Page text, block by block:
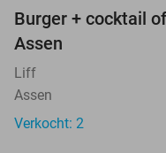
NEW
TODAY
Burger + cocktail
Assen
Liff
Assen
Verkocht: 2